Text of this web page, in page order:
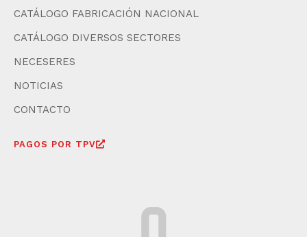
CATÁLOGO FABRICACIÓN NACIONAL
CATÁLOGO DIVERSOS SECTORES
NECESERES
NOTICIAS
CONTACTO
PAGOS POR TPV